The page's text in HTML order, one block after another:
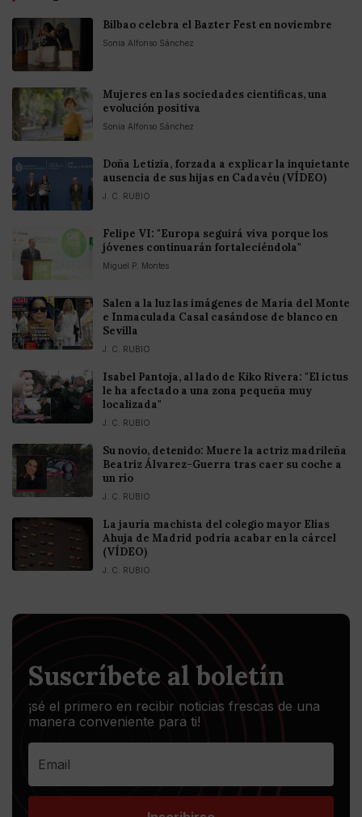
Bilbao celebra el Bazter Fest en noviembre
Sonia Alfonso Sánchez
Mujeres en las sociedades científicas, una
evolución positiva
Sonia Alfonso Sánchez
Doña Letizia, forzada a explicar la inquietante
ausencia de sus hijas en Cadavéu (VÍDEO)
J. C. RUBIO
Felipe VI: "Europa seguirá viva porque los
jóvenes continuarán fortaleciéndola"
Miguel P. Montes
Salen a la luz las imágenes de María del Monte
e Inmaculada Casal casándose de blanco en
Sevilla
J. C. RUBIO
Isabel Pantoja, al lado de Kiko Rivera: "El ictus
le ha afectado a una zona pequeña muy
localizada"
J. C. RUBIO
Su novio, detenido: Muere la actriz madrileña
Beatriz Álvarez-Guerra tras caer su coche a
un río
J. C. RUBIO
La jauría machista del colegio mayor Elías
Ahuja de Madrid podría acabar en la cárcel
(VÍDEO)
J. C. RUBIO
Suscríbete al boletín
¡sé el primero en recibir noticias frescas de una
manera conveniente para ti!